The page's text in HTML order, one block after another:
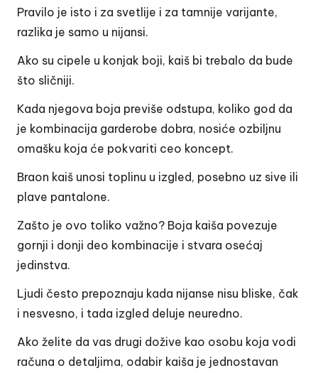
Pravilo je isto i za svetlije i za tamnije varijante,
razlika je samo u nijansi.
Ako su cipele u konjak boji, kaiš bi trebalo da bude
što sličniji.
Kada njegova boja previše odstupa, koliko god da
je kombinacija garderobe dobra, nosiće ozbiljnu
omašku koja će pokvariti ceo koncept.
Braon kaiš unosi toplinu u izgled, posebno uz sive ili
plave pantalone.
Zašto je ovo toliko važno? Boja kaiša povezuje
gornji i donji deo kombinacije i stvara osećaj
jedinstva.
Ljudi često prepoznaju kada nijanse nisu bliske, čak
i nesvesno, i tada izgled deluje neuredno.
Ako želite da vas drugi dožive kao osobu koja vodi
računa o detaljima, odabir kaiša je jednostavan